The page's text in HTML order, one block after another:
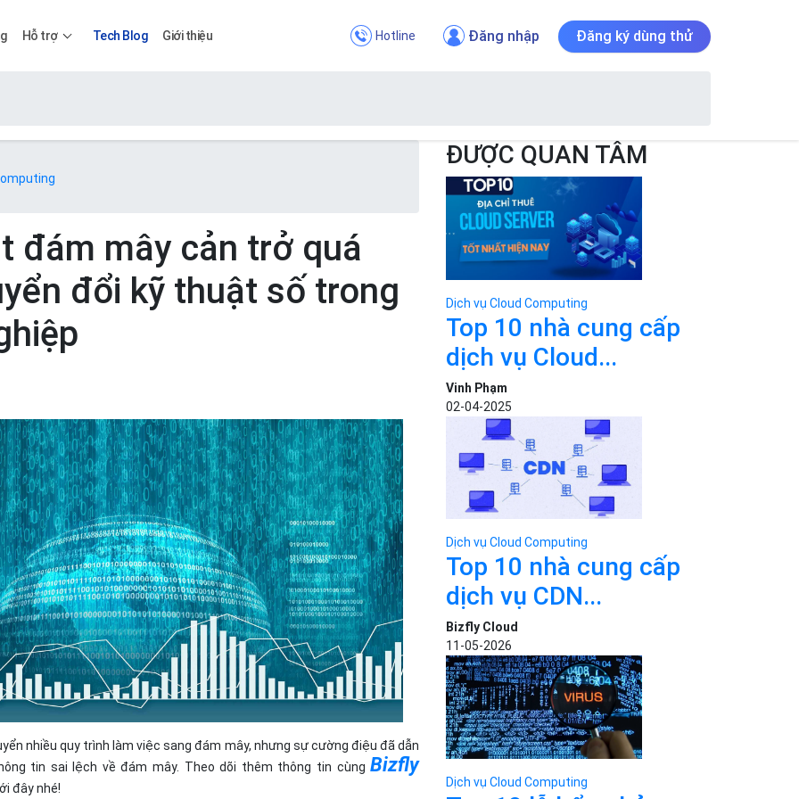
Apps
Bảng giá
Bảng giá
Bảng giá
Bảng giá
Hỗ trợ Tech Blog Giới thiệu Hotline Đăng nhập Đăng ký dùng thử
đám mây cản trở quá
đổi kỹ thuật số trong
nhiều quy trình làm việc sang đám mây, nhưng sự cường điệu đã dẫn
tin sai lệch về đám mây. Theo dõi thêm thông tin cùngBizfly
đây nhé!
ĐƯỢC QUAN TÂM
Dịch vụ Cloud Computing
Top 10 nhà cung cấp
dịch vụ Cloud...
Vinh Phạm
02-04-2025
Dịch vụ Cloud Computing
Top 10 nhà cung cấp
dịch vụ CDN...
Bizfly Cloud
11-05-2026
Dịch vụ Cloud Computing